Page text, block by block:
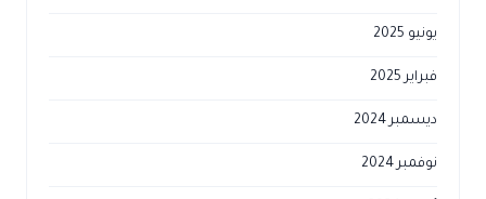
يونيو 2025
فبراير 2025
ديسمبر 2024
نوفمبر 2024